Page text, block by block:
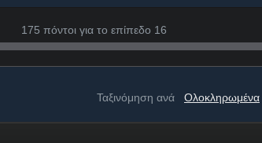
175 πόντοι για το επίπεδο 16
Ταξινόμηση ανά Ολοκληρωμένα